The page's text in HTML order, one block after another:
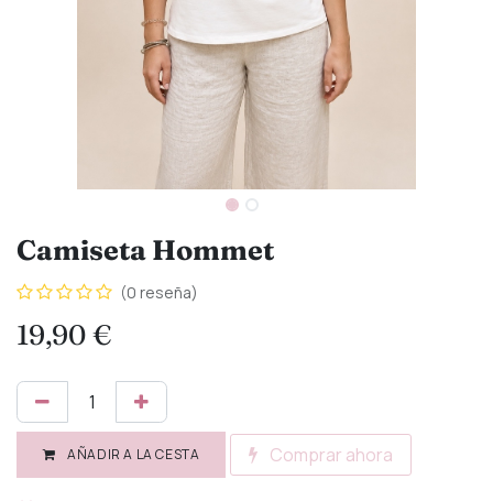
Camiseta Hommet
(0 reseña)
19,90€
AÑADIR A LA CESTA Comprar ahora